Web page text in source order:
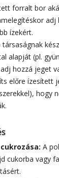
forralt bor
adj
ízekért.
társaságnak
alapját (pl.
hozzá jeget
előre ízesített
hogy
A
cukorba vagy